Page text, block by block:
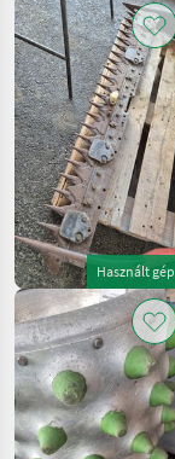
Kategória 3
AKTUÁLIS
ÚTVONAL
Mezőgazdasági
gépek/eszközök
Szalastakarmany
Betakaritok
Hegyi
Gepesites
KATEGÓRIA
KIVÁLASZTÁSA
Hegyi gépesítés
73
MARKETPLACE
Visszaállítás
Használt gép